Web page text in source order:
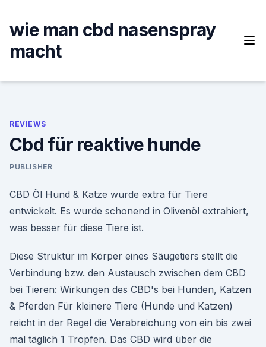
content
wie man cbd nasenspray
macht
REVIEWS
Cbd für reaktive hunde
PUBLISHER
CBD Öl Hund & Katze wurde extra für Tiere
entwickelt. Es wurde schonend in Olivenöl extrahiert,
was besser für diese Tiere ist.
Diese Struktur im Körper eines Säugetiers stellt die
Verbindung bzw. den Austausch zwischen dem CBD
bei Tieren: Wirkungen des CBD's bei Hunden, Katzen
& Pferden Für kleinere Tiere (Hunde und Katzen)
reicht in der Regel die Verabreichung von ein bis zwei
mal täglich 1 Tropfen. Das CBD wird über die